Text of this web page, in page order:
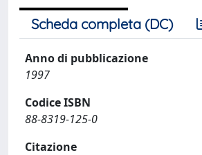
Scheda completa (DC)
Anno di pubblicazione
1997
Codice ISBN
88-8319-125-0
Citazione